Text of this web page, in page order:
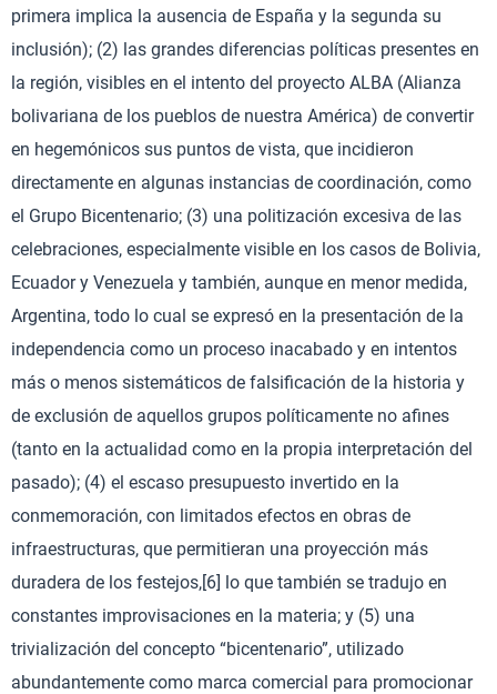
primera implica la ausencia de España y la segunda su
inclusión); (2) las grandes diferencias políticas presentes en
la región, visibles en el intento del proyecto ALBA (Alianza
bolivariana de los pueblos de nuestra América) de convertir
en hegemónicos sus puntos de vista, que incidieron
directamente en algunas instancias de coordinación, como
el Grupo Bicentenario; (3) una politización excesiva de las
celebraciones, especialmente visible en los casos de Bolivia,
Ecuador y Venezuela y también, aunque en menor medida,
Argentina, todo lo cual se expresó en la presentación de la
independencia como un proceso inacabado y en intentos
más o menos sistemáticos de falsificación de la historia y
de exclusión de aquellos grupos políticamente no afines
(tanto en la actualidad como en la propia interpretación del
pasado); (4) el escaso presupuesto invertido en la
conmemoración, con limitados efectos en obras de
infraestructuras, que permitieran una proyección más
duradera de los festejos,[6] lo que también se tradujo en
constantes improvisaciones en la materia; y (5) una
trivialización del concepto “bicentenario”, utilizado
abundantemente como marca comercial para promocionar